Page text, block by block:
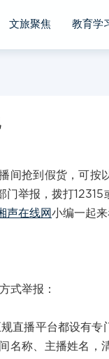
文旅聚焦 教育学
抢到假货，可按
门举报，拨打
声在线网小编一起来
举报：
播平台都设有专
名称、主播姓名